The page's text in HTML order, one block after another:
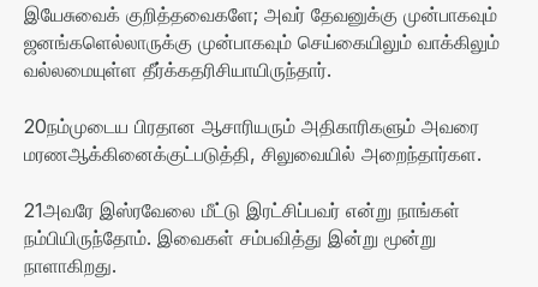
இயேசுவைக் குறித்தவைகளே; அவர் தேவனுக்கு முன்பாகவும்
ஜனங்களெல்லாருக்கு முன்பாகவும் செய்கையிலும் வாக்கிலும்
வல்லமையுள்ள தீர்க்கதரிசியாயிருந்தார்.
20நம்முடைய பிரதான ஆசாரியரும் அதிகாரிகளும் அவரை
மரணஆக்கினைக்குட்படுத்தி, சிலுவையில் அறைந்தார்கள.
21அவரே இஸ்ரவேலை மீட்டு இரட்சிப்பவர் என்று நாங்கள்
நம்பியிருந்தோம். இவைகள் சம்பவித்து இன்று மூன்று
நாளாகிறது.